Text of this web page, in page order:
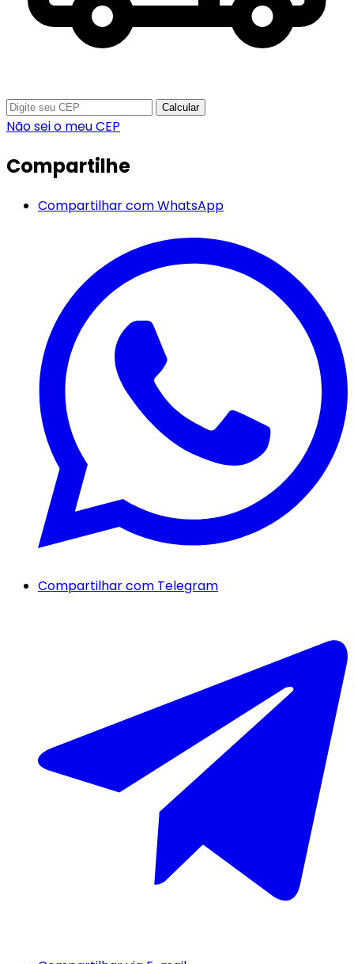
Calcular
Não sei o meu CEP
Compartilhe
Compartilhar com WhatsApp
Compartilhar com Telegram